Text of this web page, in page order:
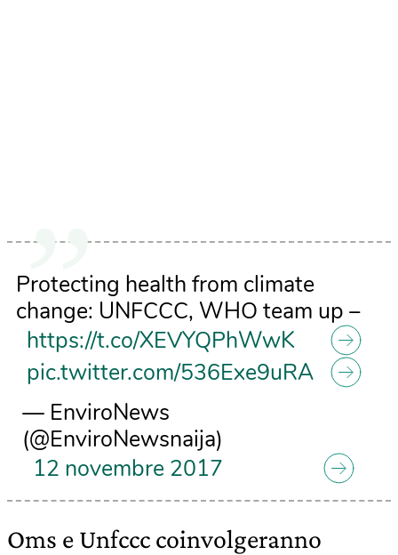
Protecting health from climate
change: UNFCCC, WHO team up –
https://t.co/XEVYQPhWwK
pic.twitter.com/536Exe9uRA
— EnviroNews
(@EnviroNewsnaija)
12 novembre 2017
Oms e Unfccc coinvolgeranno